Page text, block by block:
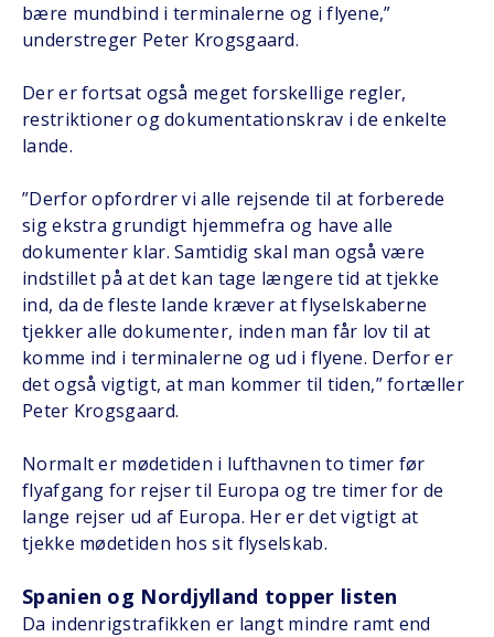
bære mundbind i terminalerne og i flyene,”
understreger Peter Krogsgaard.
Der er fortsat også meget forskellige regler,
restriktioner og dokumentationskrav i de enkelte
lande.
”Derfor opfordrer vi alle rejsende til at forberede
sig ekstra grundigt hjemmefra og have alle
dokumenter klar. Samtidig skal man også være
indstillet på at det kan tage længere tid at tjekke
ind, da de fleste lande kræver at flyselskaberne
tjekker alle dokumenter, inden man får lov til at
komme ind i terminalerne og ud i flyene. Derfor er
det også vigtigt, at man kommer til tiden,” fortæller
Peter Krogsgaard.
Normalt er mødetiden i lufthavnen to timer før
flyafgang for rejser til Europa og tre timer for de
lange rejser ud af Europa. Her er det vigtigt at
tjekke mødetiden hos sit flyselskab.
Spanien og Nordjylland topper listen
Da indenrigstrafikken er langt mindre ramt end